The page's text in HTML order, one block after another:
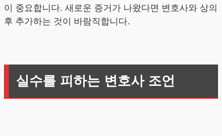
이 중요합니다. 새로운 증거가 나왔다면 변호사와 상의
후 추가하는 것이 바람직합니다.
실수를 피하는 변호사 조언